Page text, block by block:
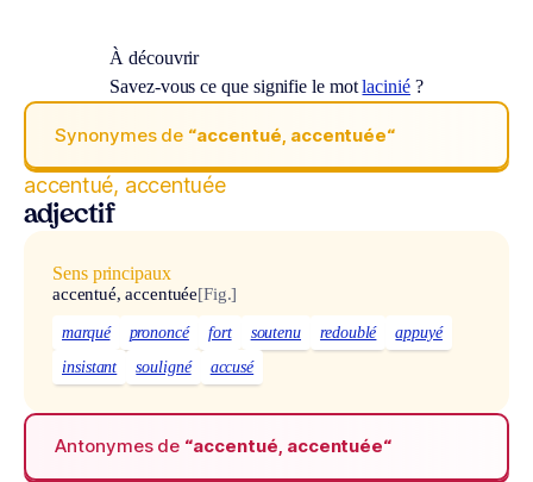
À découvrir
Savez-vous ce que signifie le motlacinié?
Synonymes de “accentué, accentuée“
accentué, accentuée
adjectif
Sens principaux
accentué, accentuée[Fig.]
marqué prononcé fort soutenu redoublé
appuyé
insistant
souligné accusé
Antonymes de “accentué, accentuée“